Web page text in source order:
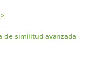
de similitud avanzada